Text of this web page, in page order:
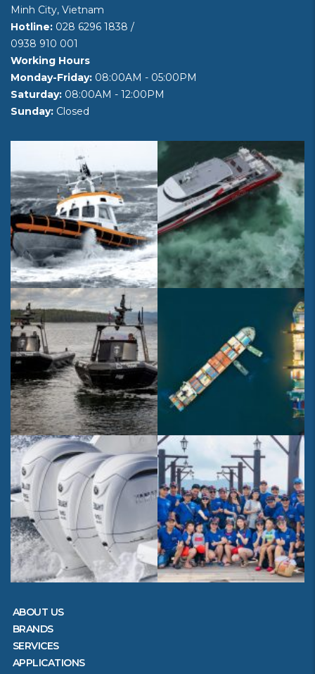
Minh City, Vietnam
Hotline: 028 6296 1838 /
0938 910 001
Working Hours
Monday-Friday: 08:00AM - 05:00PM
Saturday: 08:00AM - 12:00PM
Sunday: Closed
ABOUT US
BRANDS
SERVICES
APPLICATIONS